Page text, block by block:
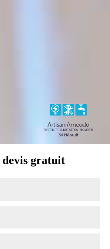
devis gratuit